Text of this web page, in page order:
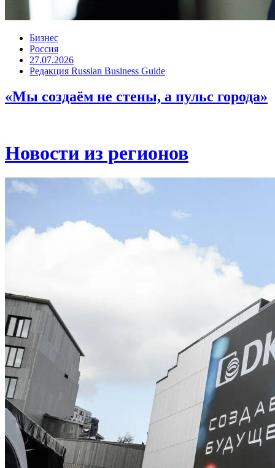
Бизнес
Россия
27.07.2026
Редакция Russian Business Guide
«Мы создаём не стены, а пульс города»
Новости из регионов